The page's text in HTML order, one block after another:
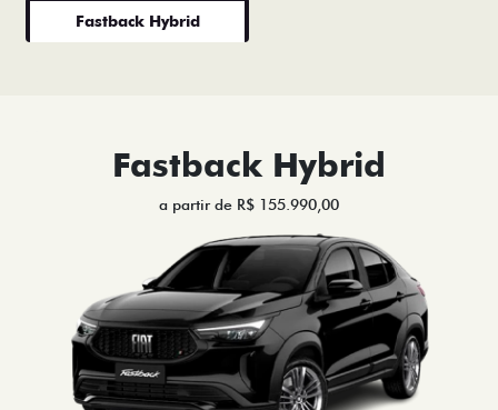
Fastback Hybrid
Fastback Hybrid
a partir de R$ 155.990,00